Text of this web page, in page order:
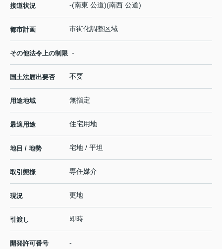
接道状況 -(南東 公道)(南西 公道)
都市計画 市街化調整区域
その他法令上の制限 -
国土法届出要否 不要
用途地域 無指定
最適用途 住宅用地
地目 / 地勢 宅地 / 平坦
取引態様 専任媒介
現況 更地
引渡し 即時
開発許可番号 -